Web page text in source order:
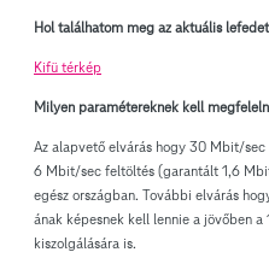
Hol találhatom meg az aktuális
Kifü térkép
Milyen paramétereknek kell
Az alapvető elvárás hogy 30 Mbit/
6 Mbit/sec feltöltés (garantált 1,6
egész országban. További elvárás
ának képesnek kell lennie a jövőben
kiszolgálására is.